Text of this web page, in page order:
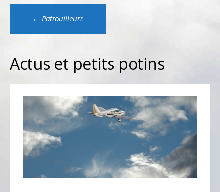
Poste
navigation
← Patrouilleurs
Actus et petits potins